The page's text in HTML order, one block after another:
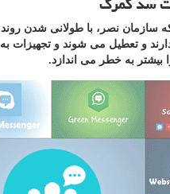
سازمان نصر، با طولانی شدن
و تعطیل می شوند و
به خطر می اندازد.